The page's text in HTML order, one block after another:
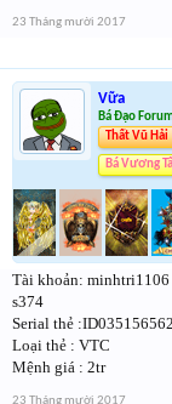
23 Tháng mười 2017
Vữa
Bá Đạo
Thất Vũ Hải
Bá Vương
Tài khoản: minhtri1106
s374
Serial thẻ
Loại thẻ : VTC
Mệnh giá : 2tr
23 Tháng mười 2017